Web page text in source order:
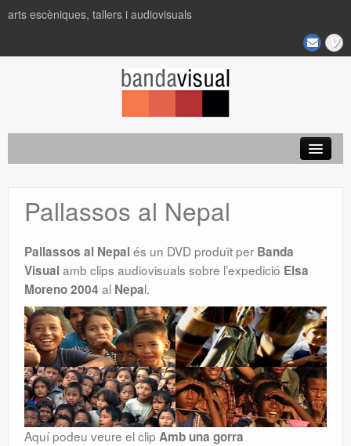
arts escèniques, tallers i audiovisuals
Pallassos al Nepal
Pallassos al Nepal és un DVD produït per Banda
Visual amb clips audiovisuals sobre l’expedició Elsa
Moreno2004 al Nepal.
Aquí podeu veure el clip Amb una gorra